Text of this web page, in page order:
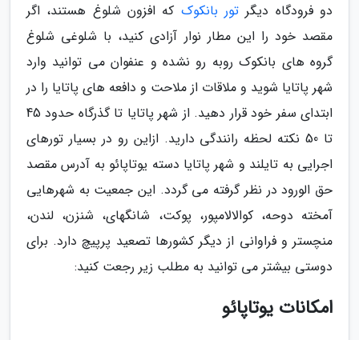
دو فرودگاه دیگر تور بانکوک که افزون شلوغ هستند، اگر
مقصد خود را این مطار نوار آزادی کنید، با شلوغی شلوغ
گروه های بانکوک روبه رو نشده و عنفوان می توانید وارد
شهر پاتایا شوید و ملاقات از ملاحت و دافعه های پاتایا را در
ابتدای سفر خود قرار دهید. از شهر پاتایا تا گذرگاه حدود 45
تا 50 نکته لحظه رانندگی دارید. ازاین رو در بسیار تورهای
اجرایی به تایلند و شهر پاتایا دسته یوتاپائو به آدرس مقصد
حق الورود در نظر گرفته می گردد. این جمعیت به شهرهایی
آمخته دوحه، کوالالامپور، پوکت، شانگهای، شنزن، لندن،
منچستر و فراوانی از دیگر کشورها تصعید پرپیچ دارد. برای
دوستی بیشتر می توانید به مطلب زیر رجعت کنید:
امکانات یوتاپائو